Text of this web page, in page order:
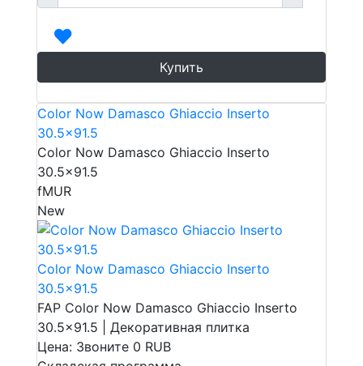
Купить
Color Now Damasco Ghiaccio Inserto
30.5x91.5
Color Now Damasco Ghiaccio Inserto
30.5x91.5
fMUR
New
Color Now Damasco Ghiaccio Inserto
30.5x91.5
FAP Color Now Damasco Ghiaccio Inserto
30.5x91.5 | Декоративная плитка
Цена: Звоните 0 RUB